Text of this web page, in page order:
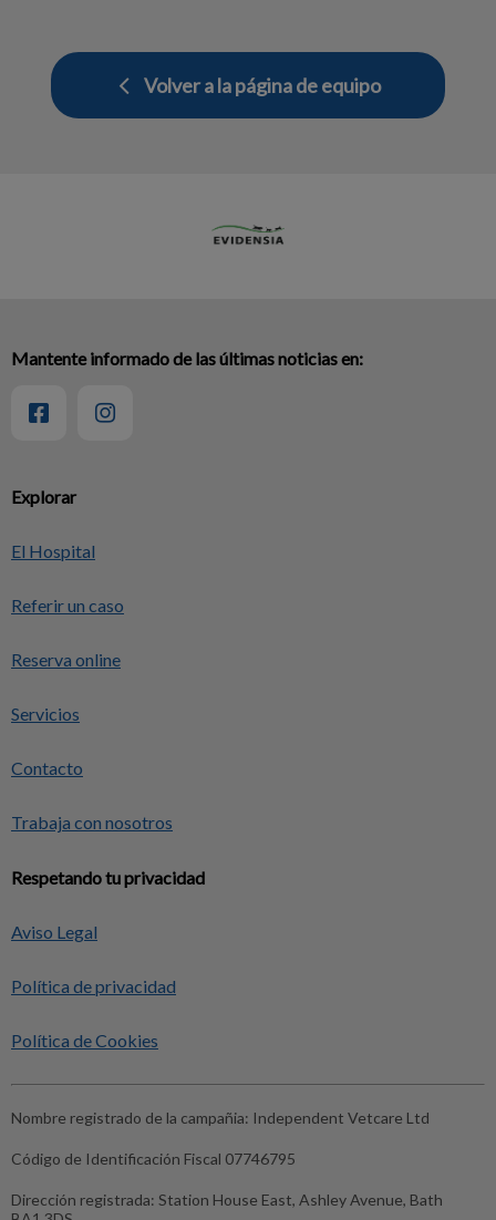
Volver a la página de equipo
Explorar
El Hospital
Referir un caso
Reserva online
Servicios
Contacto
Trabaja con nosotros
Respetando tu privacidad
Aviso Legal
Política de privacidad
Política de Cookies
Mantente informado de las últimas noticias en:
Nombre registrado de la campañia: Independent Vetcare Ltd
Código de Identificación Fiscal 07746795
Dirección registrada: Station House East, Ashley Avenue, Bath